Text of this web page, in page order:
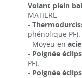
Volant plein
MATIERE
-
phénolique PF).
- Moyeu en
- Poignée
PF).
- Poignée